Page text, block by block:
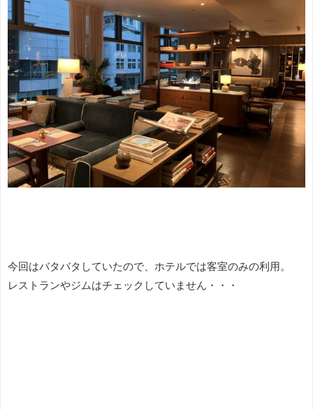
今回はバタバタしていたので、ホテルでは客室のみの利用。
レストランやジムはチェックしていません・・・